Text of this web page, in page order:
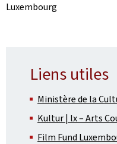
Luxembourg
Liens utiles
Ministère de la
Kultur | lx – Arts
Film Fund